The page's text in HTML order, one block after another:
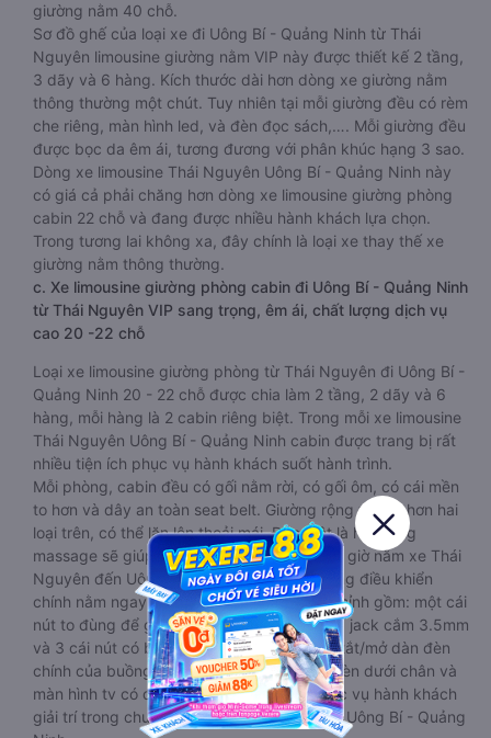
giường nằm 40 chỗ.
Sơ đồ ghế của loại xe đi Uông Bí - Quảng Ninh từ Thái
Nguyên limousine giường nằm VIP này được thiết kế 2 tầng,
3 dãy và 6 hàng. Kích thước dài hơn dòng xe giường nằm
thông thường một chút. Tuy nhiên tại mỗi giường đều có rèm
che riêng, màn hình led, và đèn đọc sách,…. Mỗi giường đều
được bọc da êm ái, tương đương với phân khúc hạng 3 sao.
Dòng xe limousine Thái Nguyên Uông Bí - Quảng Ninh này
có giá cả phải chăng hơn dòng xe limousine giường phòng
cabin 22 chỗ và đang được nhiều hành khách lựa chọn.
Trong tương lai không xa, đây chính là loại xe thay thế xe
giường nằm thông thường.
c. Xe limousine giường phòng cabin đi Uông Bí - Quảng Ninh
từ Thái Nguyên VIP sang trọng, êm ái, chất lượng dịch vụ
cao 20 -22 chỗ
Loại xe limousine giường phòng từ Thái Nguyên đi Uông Bí -
Quảng Ninh 20 - 22 chỗ được chia làm 2 tầng, 2 dãy và 6
hàng, mỗi hàng là 2 cabin riêng biệt. Trong mỗi xe limousine
Thái Nguyên Uông Bí - Quảng Ninh cabin được trang bị rất
nhiều tiện ích phục vụ hành khách suốt hành trình.
Mỗi phòng, cabin đều có gối nằm rời, có gối ôm, có cái mền
to hơn và dây an toàn seat belt. Giường rộng và dài hơn hai
loại trên, có thể lăn lộn thoải mái. Đặc biệt là hệ thống
massage sẽ giúp bạn thư giãn trong những giờ nằm xe Thái
Nguyên đến Uông Bí - Quảng Ninh dài. Bảng điều khiển
chính nằm ngay cạnh đầu để tiện tay tuỳ chỉnh gồm: một cái
nút to đùng để gọi tiếp viên, 2 cổng USB , 1 jack cắm 3.5mm
và 3 cái nút có biểu tượng nguồn dùng để tắt/mở dàn đèn
chính của buồng nằm chạy dọc trên đầu, đèn dưới chân và
màn hình tv có đầy đủ phim chuẩn HD phục vụ hành khách
giải trí trong chuyến đi từ Thái Nguyên đến Uông Bí - Quảng